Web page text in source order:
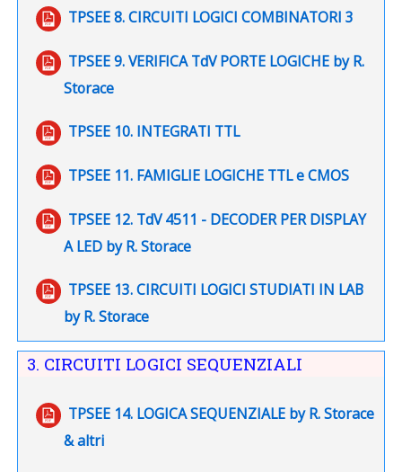
TPSEE 8. CIRCUITI LOGICI COMBINATORI 3
File
TPSEE 9. VERIFICA TdV PORTE LOGICHE by R.
Storace
File
TPSEE 10. INTEGRATI TTL
File
TPSEE 11. FAMIGLIE LOGICHE TTL e CMOS
File
TPSEE 12. TdV 4511 - DECODER PER DISPLAY
A LED by R. Storace
File
TPSEE 13. CIRCUITI LOGICI STUDIATI IN LAB
by R. Storace
File
3. CIRCUITI LOGICI SEQUENZIALI
TPSEE 14. LOGICA SEQUENZIALE by R. Storace
& altri
File